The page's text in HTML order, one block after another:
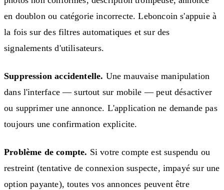
en doublon ou catégorie incorrecte. Leboncoin s'appuie à
la fois sur des filtres automatiques et sur des
signalements d'utilisateurs.
Suppression accidentelle. Une mauvaise manipulation
dans l'interface — surtout sur mobile — peut désactiver
ou supprimer une annonce. L'application ne demande pas
toujours une confirmation explicite.
Problème de compte. Si votre compte est suspendu ou
restreint (tentative de connexion suspecte, impayé sur une
option payante), toutes vos annonces peuvent être